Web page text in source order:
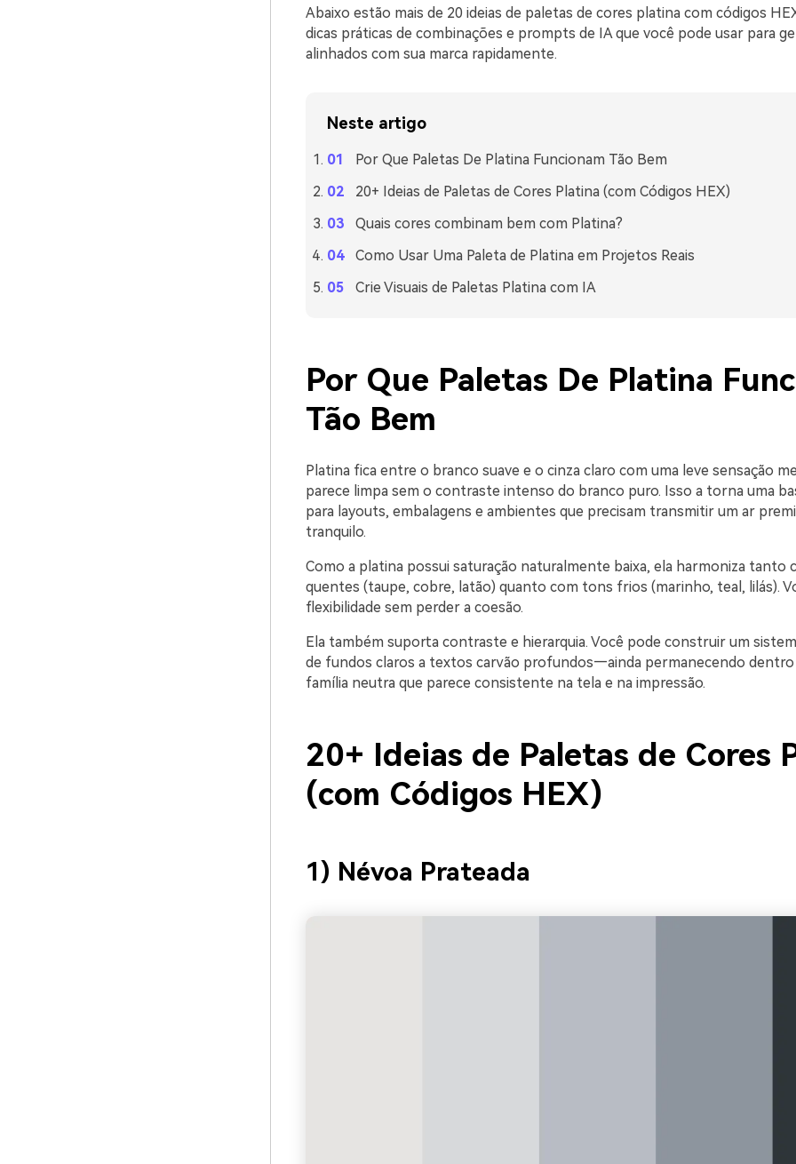
Abaixo estão mais de 20 ideias de paletas de cores platina com códigos
dicas práticas de combinações e prompts de IA que você pode usar para
alinhados com sua marca rapidamente.
Neste artigo
Por Que Paletas De Platina Funcionam Tão Bem
20+ Ideias de Paletas de Cores Platina (com Códigos HEX)
Quais cores combinam bem com Platina?
Como Usar Uma Paleta de Platina em Projetos Reais
Crie Visuais de Paletas Platina com IA
Por Que Paletas De Platina
Tão Bem
Platina fica entre o branco suave e o cinza claro com uma leve sensação
parece limpa sem o contraste intenso do branco puro. Isso a torna uma
para layouts, embalagens e ambientes que precisam transmitir um ar
tranquilo.
Como a platina possui saturação naturalmente baixa, ela harmoniza tanto
quentes (taupe, cobre, latão) quanto com tons frios (marinho, teal, lilás).
flexibilidade sem perder a coesão.
Ela também suporta contraste e hierarquia. Você pode construir um
de fundos claros a textos carvão profundos—ainda permanecendo dentro
família neutra que parece consistente na tela e na impressão.
20+ Ideias de Paletas de Cores
(com Códigos HEX)
1) Névoa Prateada